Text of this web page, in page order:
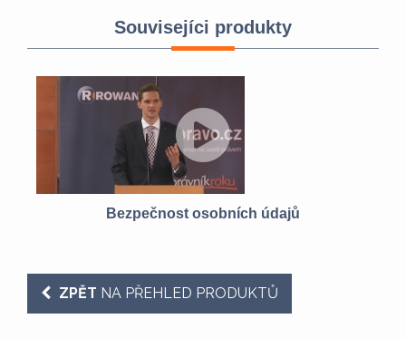
Souvisejíci produkty
Bezpečnost osobních údajů
ZPĚT NA PŘEHLED PRODUKTŮ